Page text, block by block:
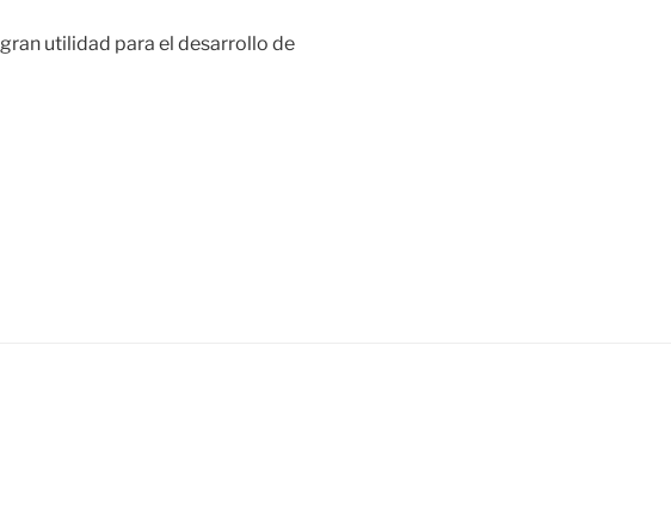
utilidad para el desarrollo de